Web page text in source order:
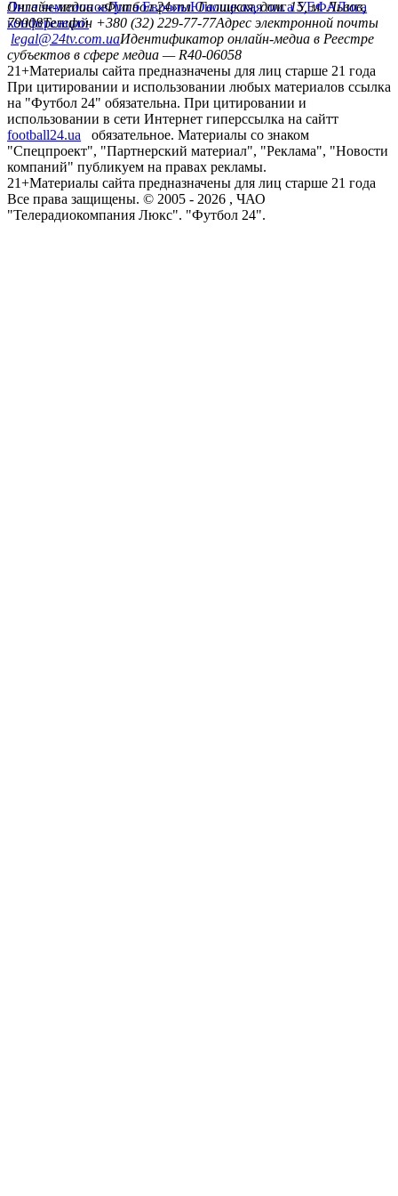
Лига чемпионовЛига ЕвропыЮношеская лига УЕФАЛига
конференций
Онлайн-медиа «Футбол 24»пл. Галицкая, дом. 15, м. Львов,
79008Телефон +380 (32) 229-77-77Адрес электронной почты
legal@24tv.com.uaИдентификатор онлайн-медиа в Реестре
субъектов в сфере медиа — R40-06058
21+Материалы сайта предназначены для лиц старше 21 года
При цитировании и использовании любых материалов ссылка
на "Футбол 24" обязательна. При цитировании и
использовании в сети Интернет гиперссылка на сайтт
football24.ua
обязательное. Материалы со знаком
"Спецпроект", "Партнерский материал", "Реклама", "Новости
компаний" публикуем на правах рекламы.
21+Материалы сайта предназначены для лиц старше 21 года
Все права защищены. © 2005 - 2026 , ЧАО
"Телерадиокомпания Люкс". "Футбол 24".